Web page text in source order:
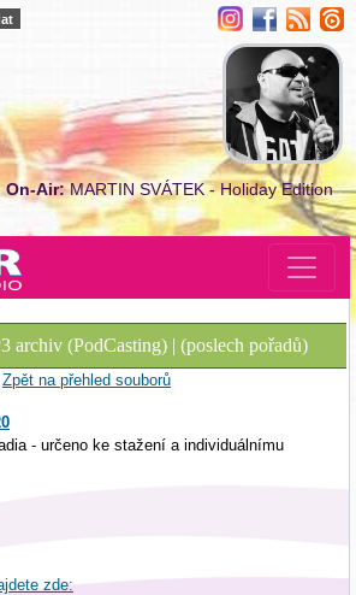
On-Air:MARTIN SVÁTEK - Holiday Edition
archiv (PodCasting) | (poslech pořadů)
Zpět na přehled souborů
- určeno ke stažení a individuálnímu
zde: